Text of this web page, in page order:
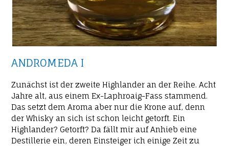
ANDROMEDA I
Zunächst ist der zweite Highlander an der Reihe. Acht
Jahre alt, aus einem Ex-Laphroaig-Fass stammend.
Das setzt dem Aroma aber nur die Krone auf, denn
der Whisky an sich ist schon leicht getorft. Ein
Highlander? Getorft? Da fällt mir auf Anhieb eine
Destillerie ein, deren Einsteiger ich einige Zeit zu